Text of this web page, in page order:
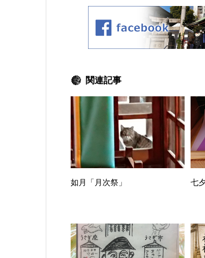
関連記事
如月「月次祭」 七